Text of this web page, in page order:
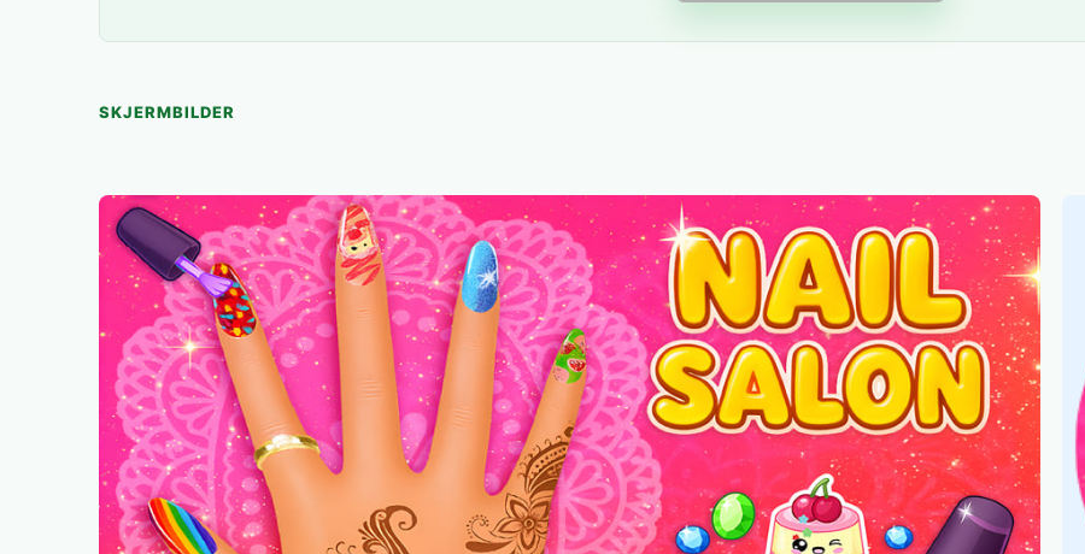
SKJERMBILDER